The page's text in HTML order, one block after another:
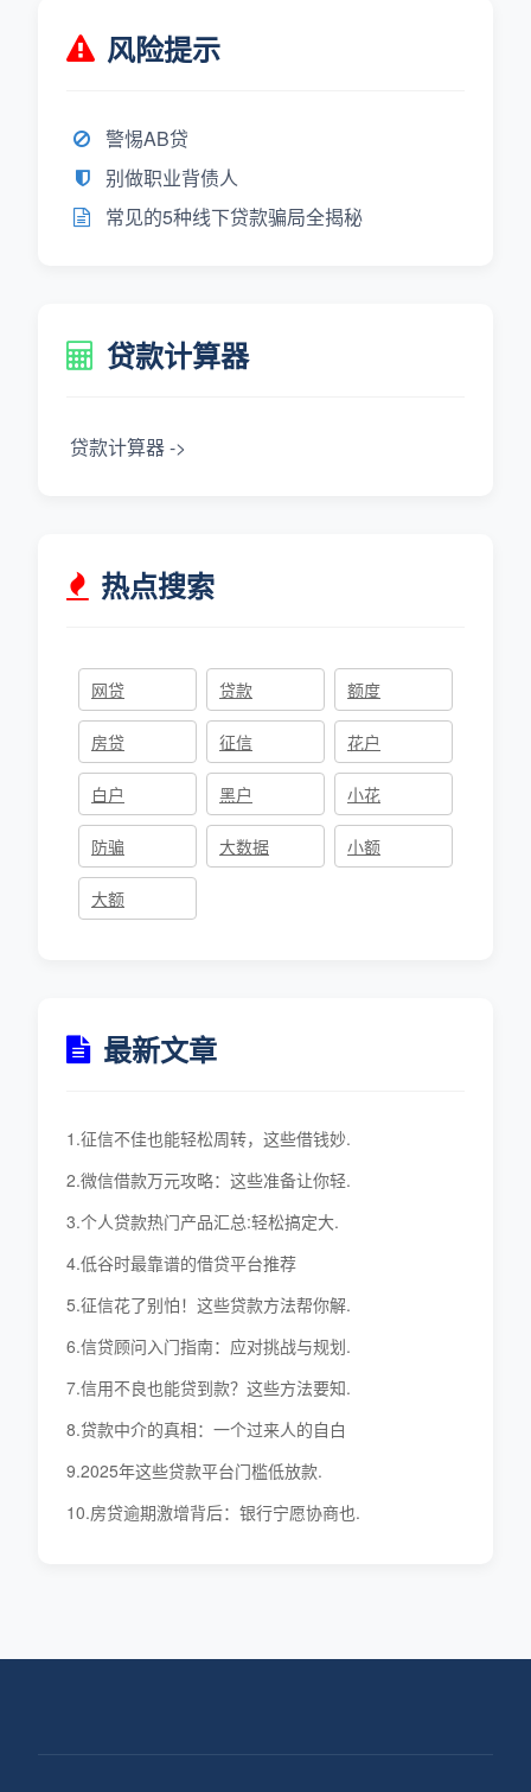
风险提示
警惕AB贷
别做职业背债人
常见的5种线下贷款骗局全揭秘
贷款计算器
贷款计算器 ->
热点搜索
网贷 贷款 额度
房贷 征信 花户
白户 黑户 小花
防骗 大数据 小额
大额
最新文章
1.征信不佳也能轻松周转，这些借钱妙.
2.微信借款万元攻略：这些准备让你轻.
3.个人贷款热门产品汇总:轻松搞定大.
4.低谷时最靠谱的借贷平台推荐
5.征信花了别怕！这些贷款方法帮你解.
6.信贷顾问入门指南：应对挑战与规划.
7.信用不良也能贷到款？这些方法要知.
8.贷款中介的真相：一个过来人的自白
9.2025年这些贷款平台门槛低放款.
10.房贷逾期激增背后：银行宁愿协商也.